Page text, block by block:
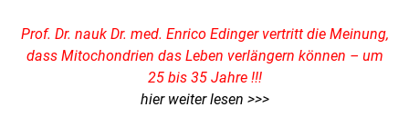
Prof. Dr. nauk Dr. med. Enrico Edinger vertritt die Meinung,
dass Mitochondrien das Leben verlängern können – um
25 bis 35 Jahre !!!
hier weiter lesen >>>